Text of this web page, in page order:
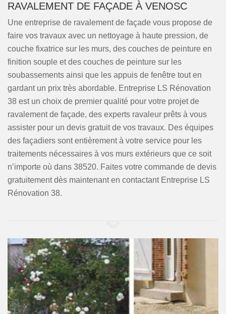
RAVALEMENT DE FAÇADE À VENOSC
Une entreprise de ravalement de façade vous propose de
faire vos travaux avec un nettoyage à haute pression, de
couche fixatrice sur les murs, des couches de peinture en
finition souple et des couches de peinture sur les
soubassements ainsi que les appuis de fenêtre tout en
gardant un prix très abordable. Entreprise LS Rénovation
38 est un choix de premier qualité pour votre projet de
ravalement de façade, des experts ravaleur prêts à vous
assister pour un devis gratuit de vos travaux. Des équipes
des façadiers sont entièrement à votre service pour les
traitements nécessaires à vos murs extérieurs que ce soit
n’importe où dans 38520. Faites votre commande de devis
gratuitement dès maintenant en contactant Entreprise LS
Rénovation 38.